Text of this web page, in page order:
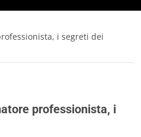
i segreti dei
professionista, i